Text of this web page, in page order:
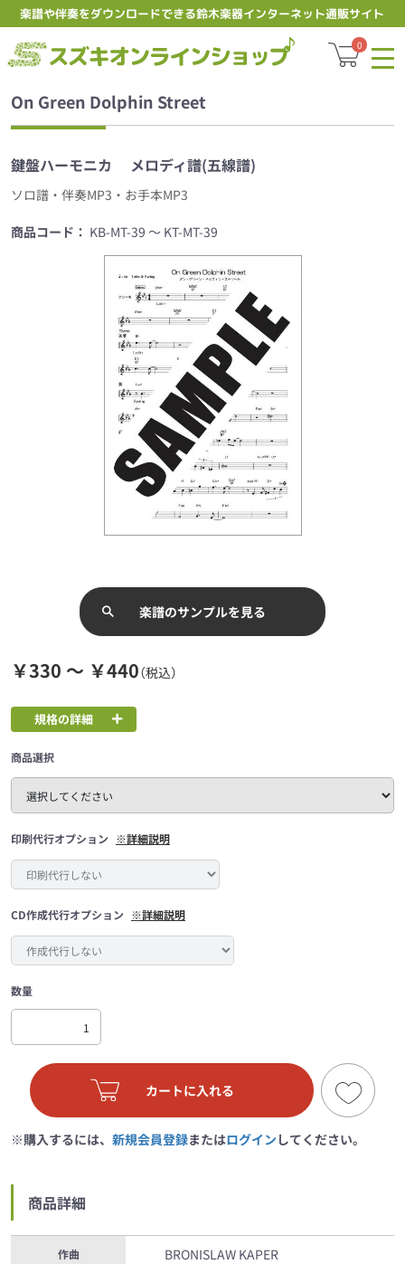
楽譜や伴奏をダウンロードできる鈴木楽器インターネット通販サイト
スズキ
0
On Green Dolphin Street
鍵盤ハーモニカ メロディ譜(五線譜)
ソロ譜・伴奏MP3・お手本MP3
商品コード： KB-MT-39 ～ KT-MT-39
楽譜のサンプルを見る
￥330 ～ ￥440（税込）
規格の詳細
商品選択
印刷代行オプション ※詳細説明
CD作成代行オプション ※詳細説明
数量
カートに入れる
※購入するには、 新規会員登録またはログイン してください。
商品詳細
作曲 BRONISLAW KAPER